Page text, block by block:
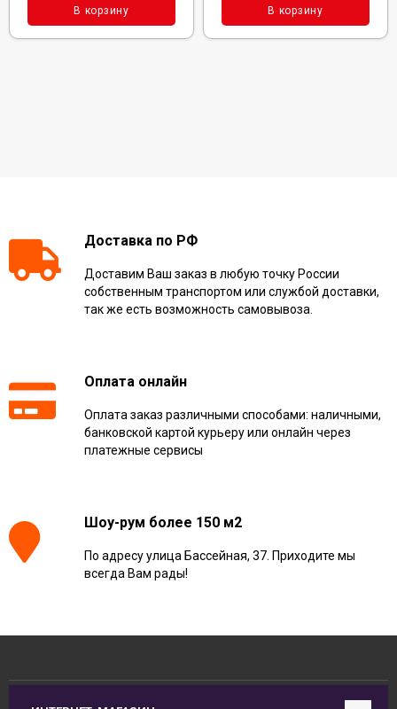
В корзину В корзину
Доставка по РФ
Доставим Ваш заказ в любую точку России
собственным транспортом или службой доставки,
так же есть возможность самовывоза.
Оплата онлайн
Оплата заказ различными способами: наличными,
банковской картой курьеру или онлайн через
платежные сервисы
Шоу-рум более 150 м2
По адресу улица Бассейная, 37. Приходите мы
всегда Вам рады!